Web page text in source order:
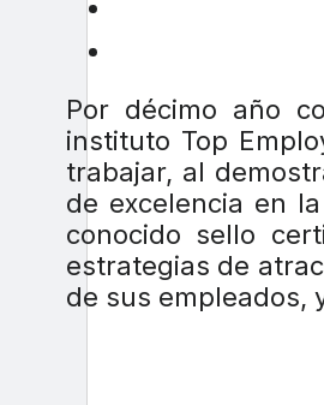
Por décimo año
instituto Top
trabajar, al
de excelencia en
conocido sello
estrategias de
de sus empleados,